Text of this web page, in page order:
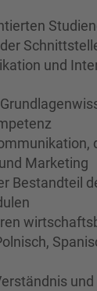
und
Marketing
Bestandteil
und